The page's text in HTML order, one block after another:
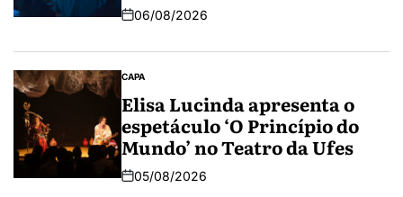
06/08/2026
CAPA
Elisa Lucinda apresenta o
espetáculo ‘O Princípio do
Mundo’ no Teatro da Ufes
05/08/2026